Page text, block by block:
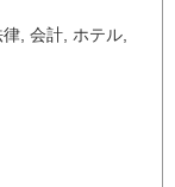
律 会計 ホテル